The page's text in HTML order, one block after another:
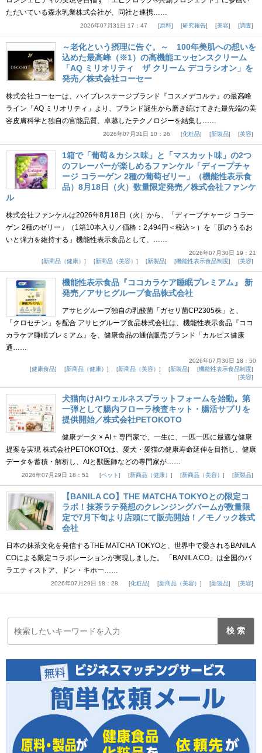
ただいている森永乳業株式会社が、同社と連携……
2026年07月31日 17：47 原料 研究報告 美容 調査
～老化という摂理に告ぐ。～ 100年美肌への想いを
込めた最高峰（※1）の高機能エッセンスクリーム
「AQ ミリオリティ ザ クリーム デコラシオン」を
発売／株式会社コーセー
株式会社コーセーは、ハイプレステージブランド『コスメデコルテ』の最高峰
ライン「AQ ミリオリティ」より、ブランド誕生から磨き続けてきた最先端の美
容皮膚科学と独自の官能品質、卓越したテクノロジーを結集し……
2026年07月31日 10：26 化粧品 新製品 美容
1箱で「葡萄＆カシス味」と「マスカット味」の2つ
のフレーバーが楽しめるファンケル「ディープチャ
ージ コラーゲン 2種の葡萄ゼリー」（機能性表示食
品）8月18日（火）数量限定発売／株式会社ファンケ
ル
株式会社ファンケルは2026年8月18日（火）から、「ディープチャージ コラー
ゲン 2種のゼリー」（1箱10本入り／価格：2,494円＜税込＞）を「肌のうるお
いと弾力を維持する」機能性表示食品として、……
2026年07月30日 19：21
新商品（健康）
新商品（美容） 新製品 機能性表示食品制度 美容
機能性表示食品『ココカラケア睡眠プレミアム』 新
発売／アサヒグループ食品株式会社
アサヒグループ独自の乳酸菌「ガセリ菌CP2305株」と、
「クロセチン」を配合 アサヒグループ食品株式会社は、機能性表示食品『ココ
カラケア睡眠プレミアム』を、健康食品の通信販売ブランド「カルピス健康
通……
2026年07月30日 18：50
健康食品
新商品（健康） 新商品（美容） 新製品
機能性表示食品制度
美容
犬猫向けAIウェルネスプラットフォームを始動。第
一弾として腸内フローラ検査キット・腸活サプリを
提供開始／株式会社PETOKOTO
健康データ × AI + 専門家で、一生に、一匹一匹に最適な健康
提案を実現 株式会社PETOKOTOは、愛犬・愛猫の健康寿命延伸を目指し、健康
データを蓄積・解析し、AIと獣医師などの専門家が……
2026年07月29日 18：51 ペット 新商品（健康） 新商品（美容） 新製品
【BANILA CO】THE MATCHA TOKYOとの限定コ
ラボ！抹茶ラテ発想のクレンジングバームが数量限
定で7月下旬より店頭にて販売開始！／モノック株式
会社
日本の抹茶文化を発信するTHE MATCHA TOKYOと、世界中で愛されるBANILA
COによる限定コラボレーションが実現しました。 「BANILA CO」は全国のバ
ラエティストア、ドン・キホー……
2026年07月29日 18：28 化粧品 新商品（美容） 新製品 美容